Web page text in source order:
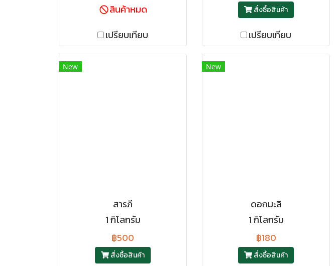
สินค้าหมด
เปรียบเทียบ
สั่งซื้อสินค้า
เปรียบเทียบ
New
สารภี
1 กิโลกรัม
฿500
สั่งซื้อสินค้า
New
ดอกมะลิ
1 กิโลกรัม
฿180
สั่งซื้อสินค้า